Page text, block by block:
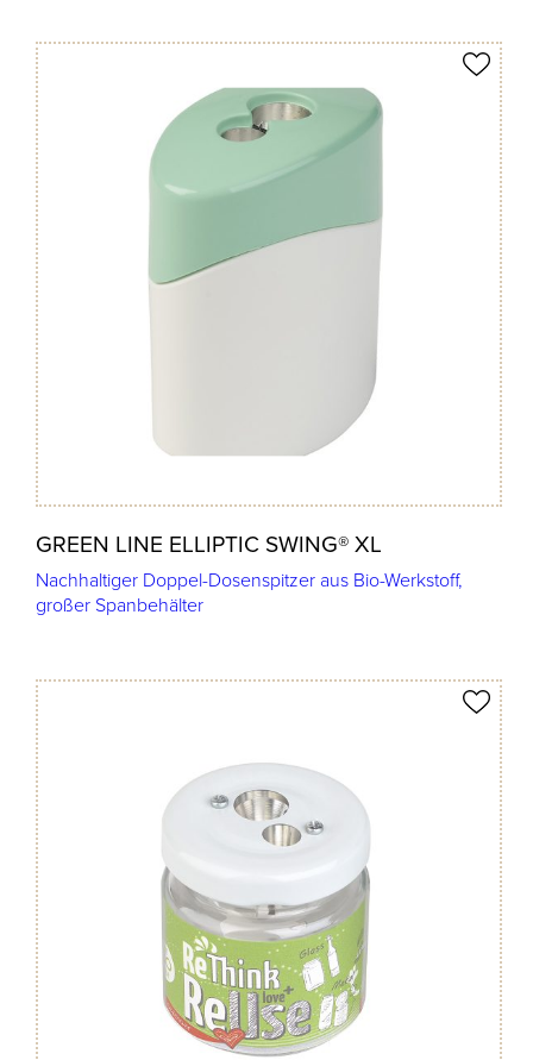
GREEN LINE ELLIPTIC SWING® XL
Nachhaltiger Doppel-Dosenspitzer aus Bio-Werkstoff,
großer Spanbehälter